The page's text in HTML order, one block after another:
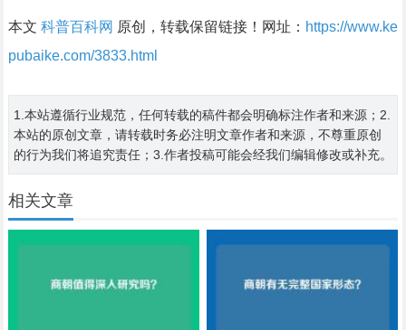
本文 科普百科网 原创，转载保留链接！网址： https://www.ke
pubaike.com/3833.html
1.本站遵循行业规范，任何转载的稿件都会明确标注作者和来源；2.
本站的原创文章，请转载时务必注明文章作者和来源，不尊重原创
的行为我们将追究责任；3.作者投稿可能会经我们编辑修改或补充。
相关文章